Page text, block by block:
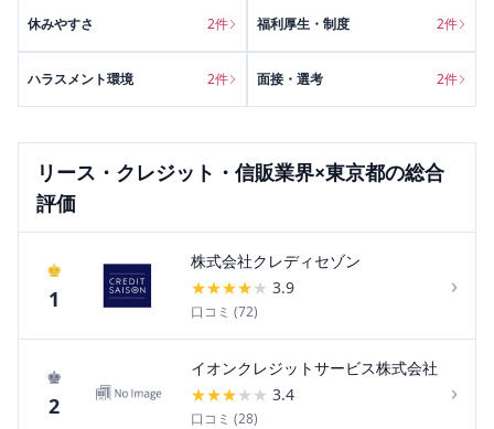
休みやすさ 2件 福利厚生・制度 2件
ハラスメント環境 2件 面接・選考 2件
リース・クレジット・信販業界×東京都の総合
評価
♚
1
株式会社クレディセゾン
★★★★★ 3.9
口コミ (72)
›
♚
2
イオンクレジットサービス株式会社
★★★★ ★ 3.4
口コミ (28)
›